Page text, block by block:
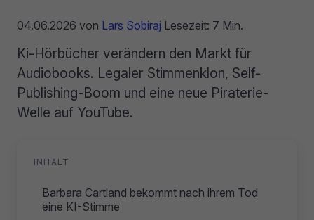
04.06.2026 von Lars Sobiraj Lesezeit: 7 Min.
Ki-Hörbücher verändern den Markt für
Audiobooks. Legaler Stimmenklon, Self-
Publishing-Boom und eine neue Piraterie-
Welle auf YouTube.
INHALT
Barbara Cartland bekommt nach ihrem Tod
eine KI-Stimme